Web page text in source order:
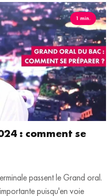
1 min.
: comment se
passent le Grand oral.
puisqu'en voie